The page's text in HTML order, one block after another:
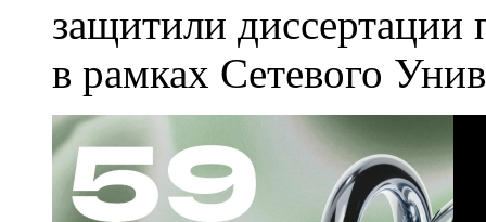
защитили
в рамках Сетевого